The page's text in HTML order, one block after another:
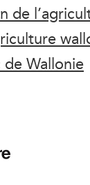
de
Wallonie